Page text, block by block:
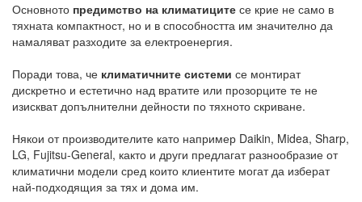
Основното предимство на климатиците се крие не само в
тяхната компактност, но и в способността им значително да
намаляват разходите за електроенергия.
Поради това, че климатичните системи се монтират
дискретно и естетично над вратите или прозорците те не
изискват допълнителни дейности по тяхното скриване.
Някои от производителите като например Daikin, Midea, Sharp,
LG, Fujitsu-General, както и други предлагат разнообразие от
климатични модели сред които клиентите могат да изберат
най-подходящия за тях и дома им.